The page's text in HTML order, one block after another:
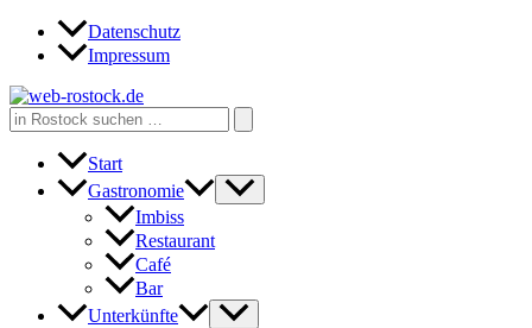
Zum
Inhalt
Datenschutz
Impressum
Search
for:
Start
Gastronomie
Imbiss
Restaurant
Café
Bar
Unterkünfte